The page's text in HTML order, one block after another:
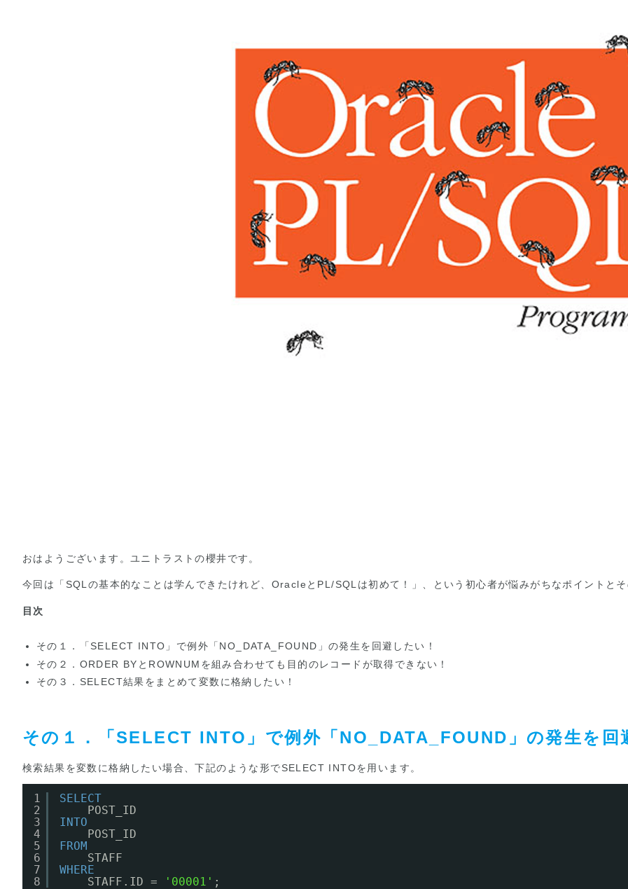
おはようございます。ユニトラストの櫻井です。
今回は「SQLの基本的なことは学んできたけれど、OracleとPL/SQLは初めて！」、という初心者が悩みがちなポイントとそ
目次
その１．「SELECT INTO」で例外「NO_DATA_FOUND」の発生を回避したい！
その２．ORDER BYとROWNUMを組み合わせても目的のレコードが取得できない！
その３．SELECT結果をまとめて変数に格納したい！
その１．「SELECT INTO」で例外「NO_DATA_FOUND」の発生を回
検索結果を変数に格納したい場合、下記のような形でSELECT INTOを用います。
1
2
3
4
5
6
7
8
SELECT
POST_ID
INTO
POST_ID
FROM
STAFF
WHERE
STAFF.ID =
'00001' ;